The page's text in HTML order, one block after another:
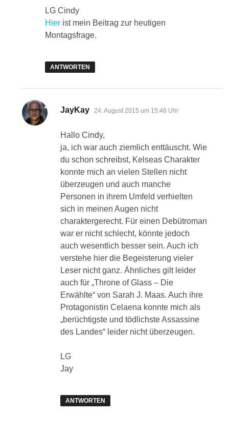
LG Cindy
Hierist mein Beitrag zur heutigen
Montagsfrage.
ANTWORTEN
JayKay sagt:
24. August 2015 um 15:46 Uhr
Hallo Cindy,
ja, ich war auch ziemlich enttäuscht. Wie
du schon schreibst, Kelseas Charakter
konnte mich an vielen Stellen nicht
überzeugen und auch manche
Personen in ihrem Umfeld verhielten
sich in meinen Augen nicht
charaktergerecht. Für einen Debütroman
war er nicht schlecht, könnte jedoch
auch wesentlich besser sein. Auch ich
verstehe hier die Begeisterung vieler
Leser nicht ganz. Ähnliches gilt leider
auch für „Throne of Glass – Die
Erwählte“ von Sarah J. Maas. Auch ihre
Protagonistin Celaena konnte mich als
„berüchtigste und tödlichste Assassine
des Landes“ leider nicht überzeugen.
LG
Jay
ANTWORTEN